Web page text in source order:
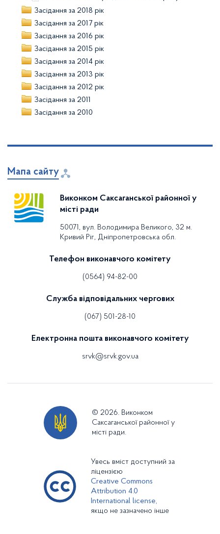
Засідання за 2018 рік
Засідання за 2017 рік
Засідання за 2016 рік
Засідання за 2015 рік
Засідання за 2014 рік
Засідання за 2013 рік
Засідання за 2012 рік
Засідання за 2011
Засідання за 2010
Мапа сайту
Виконком Саксаганської районної у
місті ради
50071, вул. Володимира Великого, 32 м.
Кривий Ріг, Дніпропетровська обл.
Телефон виконавчого комітету
(0564) 94-82-00
Служба відповідальних чергових
(067) 501-28-10
Електронна пошта виконавчого комітету
srvk@srvk.gov.ua
© 2026. Виконком
Саксаганської районної у
місті ради.
Увесь вміст доступний за
ліцензією
Creative Commons
Attribution 4.0
International license,
якщо не зазначено інше